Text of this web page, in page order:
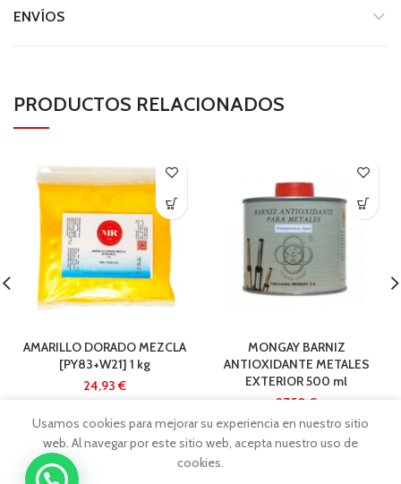
ENVÍOS
PRODUCTOS RELACIONADOS
AMARILLO DORADO MEZCLA
[PY83+W21] 1 kg
€
MONGAY BARNIZ
ANTIOXIDANTE METALES
EXTERIOR 500 ml
€
Usamos cookies para mejorar su experiencia en nuestro sitio
web. Al navegar por este sitio web, acepta nuestro uso de
cookies.